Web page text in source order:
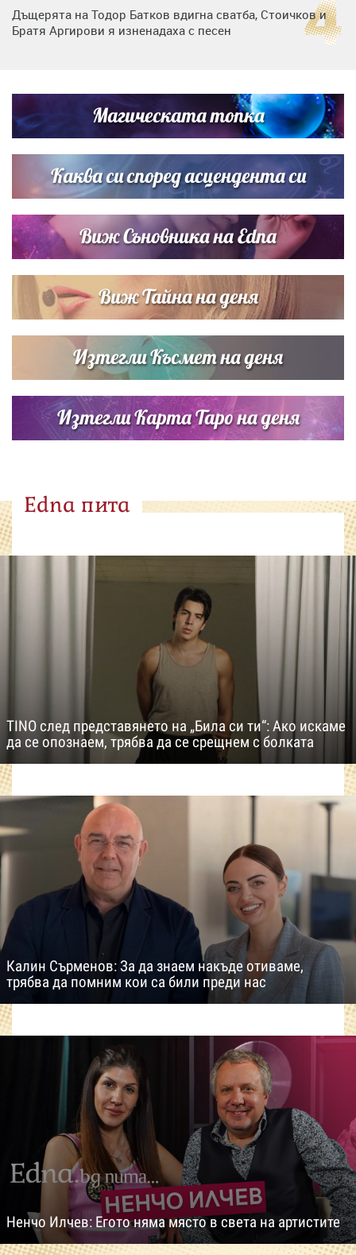
Дъщерята на Тодор Батков вдигна сватба, Стоичков и
Братя Аргирови я изненадаха с песен
Списъкът е ясен: Джей Ло и Риана във ВИП гостите на
сватбата на Роналдо
Магическата топка
Каква си според асцендента си
Виж Съновника на Edna
Виж Тайна на деня
Изтегли Късмет на деня
Изтегли Карта Таро на деня
Edna пита
TINO след представянето на „Била си ти“: Ако искаме
да се опознаем, трябва да се срещнем с болката
Калин Сърменов: За да знаем накъде отиваме,
трябва да помним кои са били преди нас
Ненчо Илчев: Егото няма място в света на артистите